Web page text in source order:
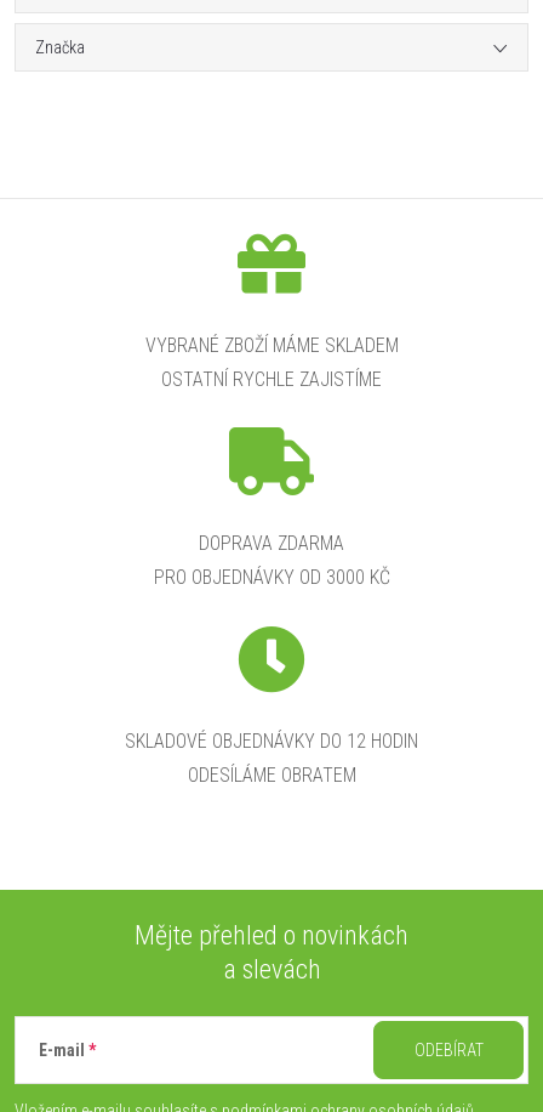
Značka
VYBRANÉ ZBOŽÍ MÁME SKLADEM
OSTATNÍ RYCHLE ZAJISTÍME
DOPRAVA ZDARMA
PRO OBJEDNÁVKY OD 3000 KČ
SKLADOVÉ OBJEDNÁVKY DO 12 HODIN
ODESÍLÁME OBRATEM
Mějte přehled o novinkách
a slevách
E-mail ODEBÍRAT